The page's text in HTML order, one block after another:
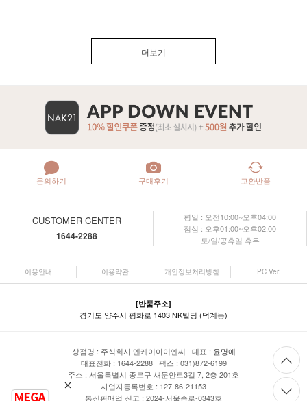
더보기
문의하기 구매후기 교환반품
CUSTOMER CENTER
1644-2288
평일 : 오전10:00~오후04:00
점심 : 오후01:00~오후02:00
토/일/공휴일 휴무
이용안내 이용약관 개인정보처리방침 PC Ver.
[반품주소]
경기도 양주시 평화로 1403 NK빌딩 (덕계동)
상점명 : 주식회사 엔케이아이엔씨 대표 : 윤명애
대표전화 : 1644-2288 팩스 : 031)872-6199
주소 : 서울특별시 종로구 새문안로3길 7, 2층 201호
사업자등록번호 : 127-86-21153
통신판매업 신고 : 2024-서울종로-0343호